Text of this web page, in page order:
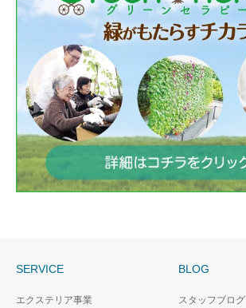
SERVICE
エクステリア事業
BLOG
スタッフブログ